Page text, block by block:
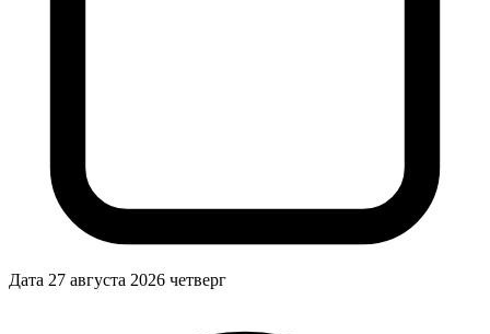
Дата 27 августа 2026 четверг